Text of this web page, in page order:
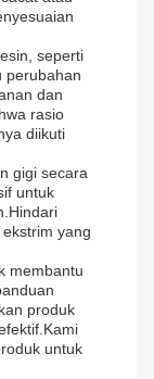
seperti
perubahan
dan
rasio
diikuti
gigi secara
untuk
yang
membantu
produk
untuk